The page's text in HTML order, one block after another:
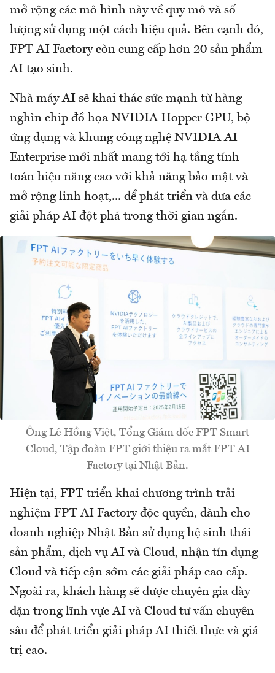
mở rộng các mô hình này về quy mô và số
lượng sử dụng một cách hiệu quả. Bên cạnh đó,
FPT AI Factory còn cung cấp hơn 20 sản phẩm
AI tạo sinh.
Nhà máy AI sẽ khai thác sức mạnh từ hàng
nghìn chip đồ họa NVIDIA Hopper GPU, bộ
ứng dụng và khung công nghệ NVIDIA AI
Enterprise mới nhất mang tới hạ tầng tính
toán hiệu năng cao với khả năng bảo mật và
mở rộng linh hoạt,... để phát triển và đưa các
giải pháp AI đột phá trong thời gian ngắn.
Ông Lê Hồng Việt, Tổng Giám đốc FPT Smart
Cloud, Tập đoàn FPT giới thiệu ra mắt FPT AI
Factory tại Nhật Bản.
Hiện tại, FPT triển khai chương trình trải
nghiệm FPT AI Factory độc quyền, dành cho
doanh nghiệp Nhật Bản sử dụng hệ sinh thái
sản phẩm, dịch vụ AI và Cloud, nhận tín dụng
Cloud và tiếp cận sớm các giải pháp cao cấp.
Ngoài ra, khách hàng sẽ được chuyên gia dày
dặn trong lĩnh vực AI và Cloud tư vấn chuyên
sâu để phát triển giải pháp AI thiết thực và giá
trị cao.